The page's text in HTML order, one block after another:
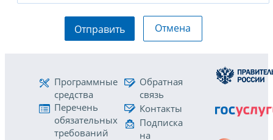
Отправить Отмена
Программные
средства
Перечень
обязательных
требований
Обратная
связь
Контакты
Подписка
на